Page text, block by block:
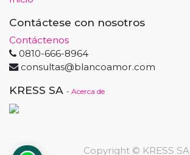
Contáctese con nosotros
Contáctenos
0810-666-8964
consultas@blancoamor.com
KRESS SA - Acerca de
Copyright © KRESS SA